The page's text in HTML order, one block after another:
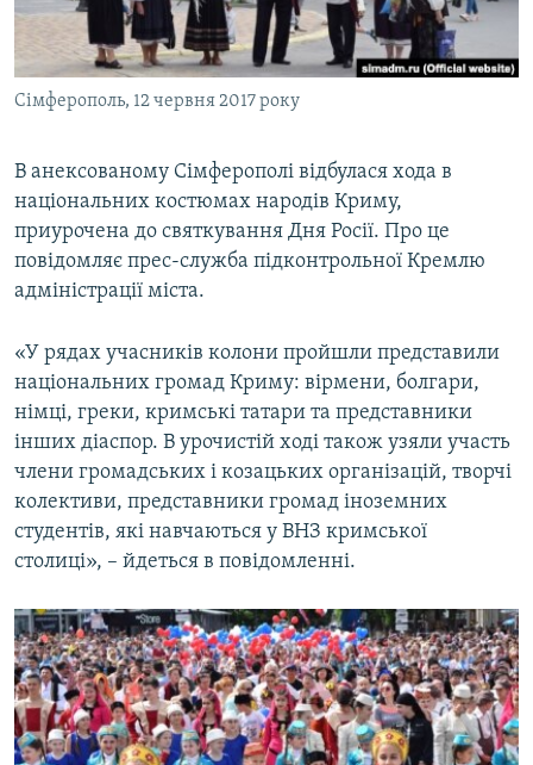
ВІДЕОУРОКИ «ELIFBE»
СВІДЧЕННЯ ОКУПАЦІЇ
УКРАЇНСЬКА ПРОБЛЕМА КРИМУ
Русский
Qırımtatar
Усі сайти RFE/RL
Сімферополь, 12 червня 2017 року
В анексованому Сімферополі відбулася хода в
національних костюмах народів Криму,
приурочена до святкування Дня Росії. Про це
повідомляє прес-служба підконтрольної Кремлю
адміністрації міста.
«У рядах учасників колони пройшли представили
національних громад Криму: вірмени, болгари,
німці, греки, кримські татари та представники
інших діаспор. В урочистій ході також узяли участь
члени громадських і козацьких організацій, творчі
колективи, представники громад іноземних
студентів, які навчаються у ВНЗ кримської
столиці», – йдеться в повідомленні.